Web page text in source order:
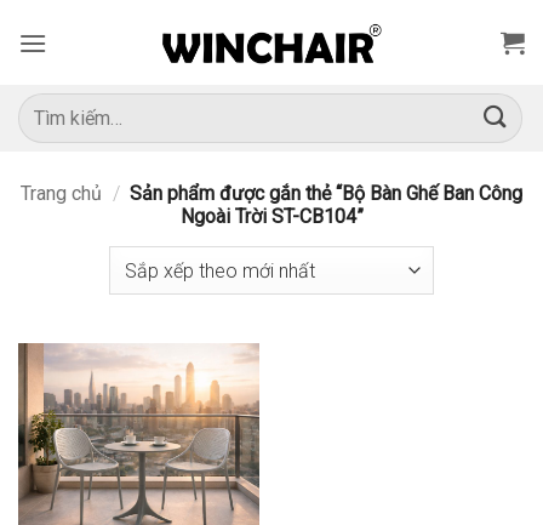
qua
dung
Tìm
kiếm:
Trang chủ / Sản phẩm được gắn thẻ “Bộ Bàn Ghế Ban Công
Ngoài Trời ST-CB104”